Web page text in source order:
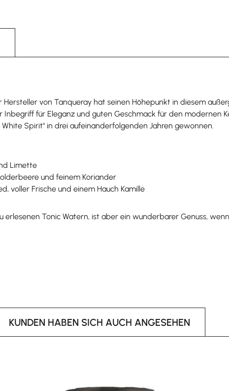
von Tanqueray hat seinen Höhepunkt in diesem
für Eleganz und guten Geschmack für den modernen
Spirit" in drei aufeinanderfolgenden Jahren gewonnen.
Limette
und feinem Koriander
voller Frische und einem Hauch Kamille
Tonic Watern, ist aber ein wunderbarer Genuss,
KUNDEN HABEN SICH AUCH ANGESEHEN